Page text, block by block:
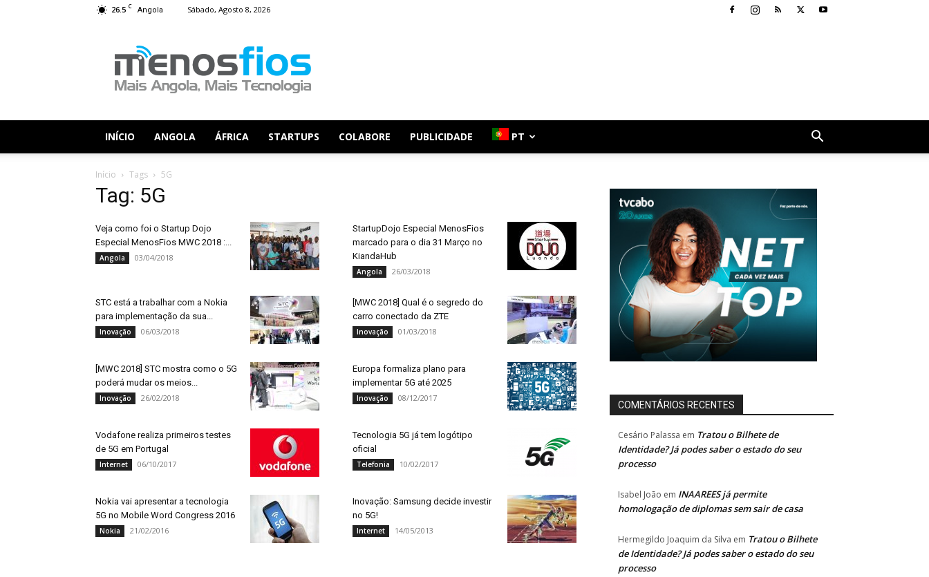
26.5 C Angola Sábado, Agosto 8, 2026
Fios
INÍCIO ANGOLA ÁFRICA STARTUPS COLABORE PUBLICIDADE PT
Início Tags 5G
Tag: 5G
Veja como foi o Startup Dojo
Especial MenosFios MWC 2018 :...
Angola 03/04/2018
StartupDojo Especial MenosFios
marcado para o dia 31 Março no
KiandaHub
Angola 26/03/2018
STC está a trabalhar com a Nokia
para implementação da sua...
Inovação 06/03/2018
[MWC 2018] Qual é o segredo do
carro conectado da ZTE
Inovação 01/03/2018
[MWC 2018] STC mostra como o 5G
poderá mudar os meios...
Inovação 26/02/2018
Europa formaliza plano para
implementar 5G até 2025
Inovação 08/12/2017
Vodafone realiza primeiros testes
de 5G em Portugal
Internet 06/10/2017
Tecnologia 5G já tem logótipo
oficial
Telefonia 10/02/2017
Nokia vai apresentar a tecnologia
5G no Mobile Word Congress 2016
Nokia 21/02/2016
Inovação: Samsung decide investir
no 5G!
Internet 14/05/2013
COMENTÁRIOS RECENTES
Cesário Palassa em Tratou o Bilhete de
Identidade? Já podes saber o estado do seu
processo
Isabel João em INAAREES já permite
homologação de diplomas sem sair de casa
Hermegildo Joaquim da Silva em Tratou o Bilhete
de Identidade? Já podes saber o estado do seu
processo